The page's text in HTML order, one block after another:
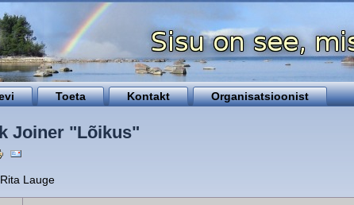
Toeta Kontakt Organisatsioonist
Joiner "Lõikus"
Lauge